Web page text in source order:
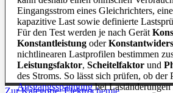
Zur Kategorie: Elektrochemie
Eingangsstrom eines Gleichrichters,
kapazitive Last sowie definierte
Für den Test werden je nach Gerät
Konstantleistung oder
nichtlinearen Lastprofilen bestimmen
Leistungsfaktor, Scheitelfaktor und
des Stroms. So lässt sich prüfen, ob der
Ausgangsspannungbei